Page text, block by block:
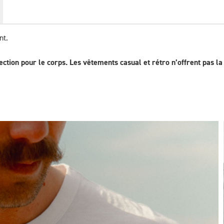
pour le corps. Les vêtements casual et rétro n’offrent pas